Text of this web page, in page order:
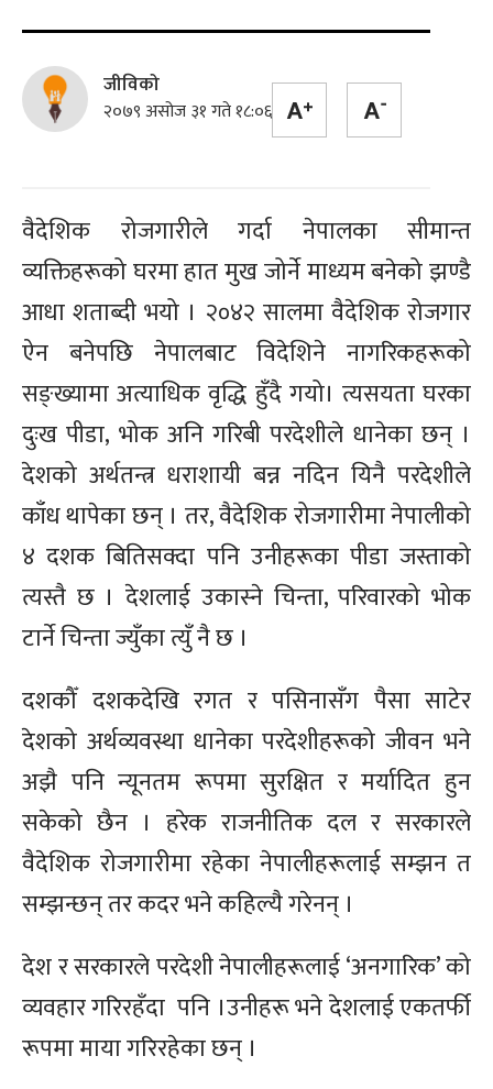
जीविको
२०७९ असोज ३१ गते १८:०६
वैदेशिक रोजगारीले गर्दा नेपालका सीमान्त
व्यक्तिहरूको घरमा हात मुख जोर्ने माध्यम बनेको झण्डै
आधा शताब्दी भयो । २०४२ सालमा वैदेशिक रोजगार
ऐन बनेपछि नेपालबाट विदेशिने नागरिकहरूको
सङ्ख्यामा अत्याधिक वृद्धि हुँदै गयो। त्यसयता घरका
दुःख पीडा, भोक अनि गरिबी परदेशीले धानेका छन् ।
देशको अर्थतन्त्र धराशायी बन्न नदिन यिनै परदेशीले
काँध थापेका छन् । तर, वैदेशिक रोजगारीमा नेपालीको
४ दशक बितिसक्दा पनि उनीहरूका पीडा जस्ताको
त्यस्तै छ । देशलाई उकास्ने चिन्ता, परिवारको भोक
टार्ने चिन्ता ज्युँका त्युँ नै छ ।
दशकौँ दशकदेखि रगत र पसिनासँग पैसा साटेर
देशको अर्थव्यवस्था धानेका परदेशीहरूको जीवन भने
अझै पनि न्यूनतम रूपमा सुरक्षित र मर्यादित हुन
सकेको छैन । हरेक राजनीतिक दल र सरकारले
वैदेशिक रोजगारीमा रहेका नेपालीहरूलाई सम्झन त
सम्झन्छन् तर कदर भने कहिल्यै गरेनन् ।
देश र सरकारले परदेशी नेपालीहरूलाई ‘अनगारिक’ को
व्यवहार गरिरहँदा पनि ।उनीहरू भने देशलाई एकतर्फी
रूपमा माया गरिरहेका छन् ।